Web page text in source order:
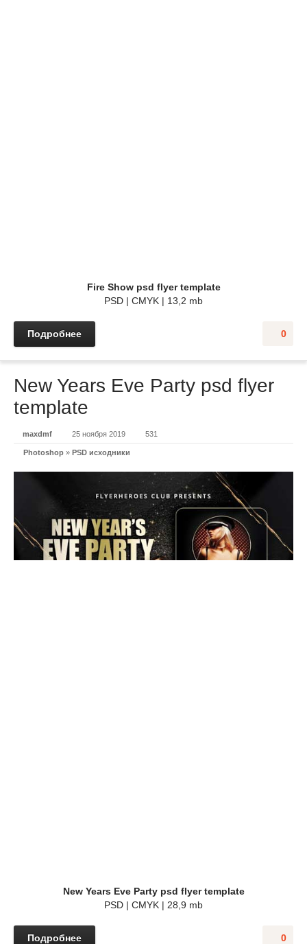
Fire Show psd flyer template
PSD | CMYK | 13,2 mb
0
Подробнее
New Years Eve Party psd flyer
template
maxdmf 25 ноября 2019 531
Photoshop » PSD исходники
New Years Eve Party psd flyer template
PSD | CMYK | 28,9 mb
0
Подробнее